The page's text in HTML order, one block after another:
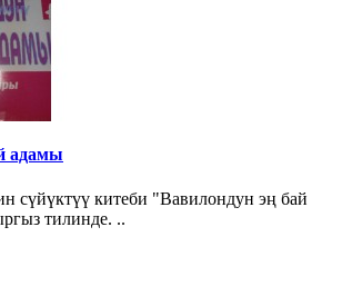
адамы
сүйүктүү китеби "Вавилондун эң бай
тилинде. ..